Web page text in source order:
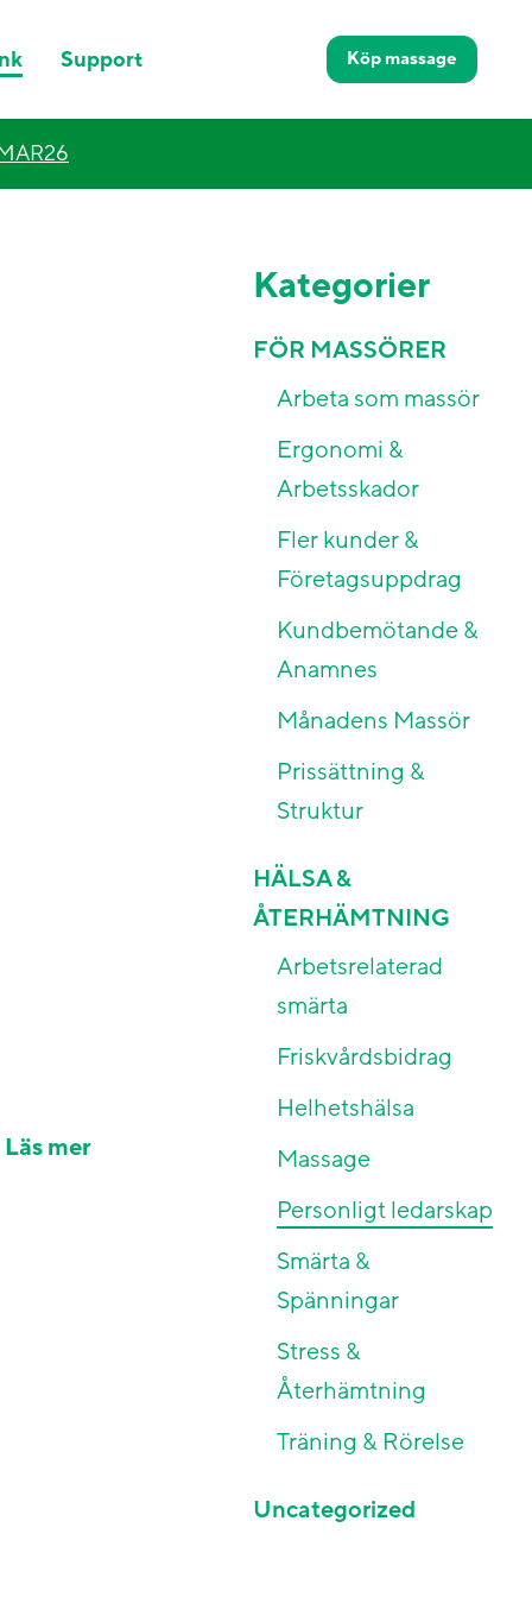
Support Köp massage
Läs mer
Kategorier
FÖR MASSÖRER
Arbeta som massör
Ergonomi &
Arbetsskador
Fler kunder &
Företagsuppdrag
Kundbemötande &
Anamnes
Månadens Massör
Prissättning &
Struktur
HÄLSA &
ÅTERHÄMTNING
Arbetsrelaterad
smärta
Friskvårdsbidrag
Helhetshälsa
Massage
Personligt ledarskap
Smärta &
Spänningar
Stress &
Återhämtning
Träning & Rörelse
Uncategorized